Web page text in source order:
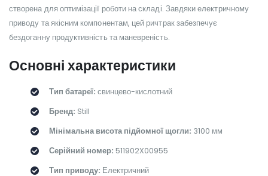
створена для оптимізації роботи на складі. Завдяки електричному
приводу та якісним компонентам, цей ричтрак забезпечує
бездоганну продуктивність та маневреність.
Основні характеристики
Тип батареї: свинцево-кислотний
Бренд: Still
Мінімальна висота підйомної щогли: 3100 мм
Серійний номер: 511902X00955
Тип приводу: Електричний